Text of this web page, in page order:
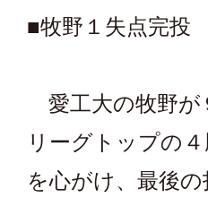
■牧野１失点完投
愛工大の牧野が
リーグトップの
を心がけ、最後